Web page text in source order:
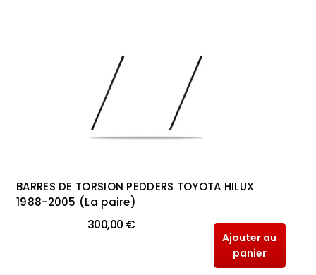
BARRES DE TORSION PEDDERS TOYOTA HILUX
1988-2005 (La paire)
300,00 €
Ajouter au
panier